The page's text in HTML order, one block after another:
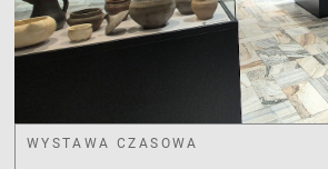
WYSTAWA CZASOWA